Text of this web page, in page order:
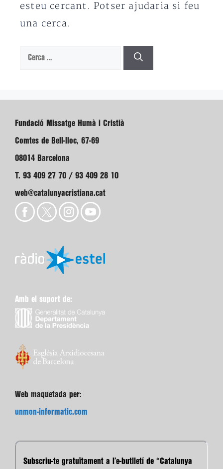
esteu cercant. Potser ajudaria si feu
una cerca.
Cerca:
Fundació Missatge Humà i Cristià
Comtes de Bell-lloc, 67-69
08014 Barcelona
T. 93 409 27 70 / 93 409 28 10
web@catalunyacristiana.cat
Amb el suport de:
Web maquetada per:
unmon-informatic.com
Subscriu-te gratuïtament a l’e-butlletí de “Catalunya